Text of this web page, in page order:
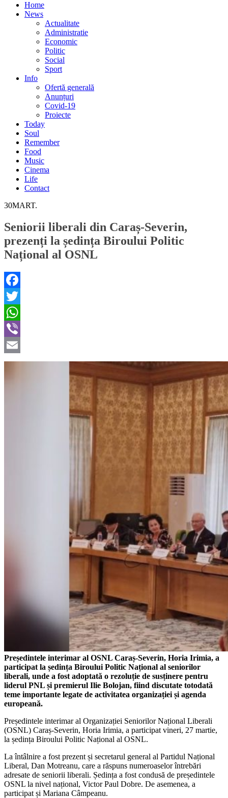
Home
News
Actualitate
Administratie
Economic
Politic
Social
Sport
Info
Ofertă generală
Anunțuri
Covid-19
Proiecte
Today
Soul
Remember
Food
Music
Cinema
Life
Contact
30MART.
Seniorii liberali din Caraș-Severin,
prezenți la ședința Biroului Politic
Național al OSNL
Facebook
Twitter
WhatsApp
Viber
Email
Președintele interimar al OSNL Caraș-Severin, Horia Irimia, a
participat la ședința Biroului Politic Național al seniorilor
liberali, unde a fost adoptată o rezoluție de susținere pentru
liderul PNL și premierul Ilie Bolojan, fiind discutate totodată
teme importante legate de activitatea organizației și agenda
europeană.
Președintele interimar al Organizației Seniorilor Național Liberali
(OSNL) Caraș-Severin, Horia Irimia, a participat vineri, 27 martie,
la ședința Biroului Politic Național al OSNL.
La întâlnire a fost prezent și secretarul general al Partidul Național
Liberal, Dan Motreanu, care a răspuns numeroaselor întrebări
adresate de seniorii liberali. Ședința a fost condusă de președintele
OSNL la nivel național, Victor Paul Dobre. De asemenea, a
participat și Mariana Câmpeanu.